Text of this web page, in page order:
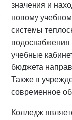
значения и
новому
системы
водоснабжения
учебные
бюджета
Также в
современное
Колледж